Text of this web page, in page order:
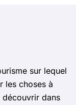
sur lequel
les choses à
découvrir dans